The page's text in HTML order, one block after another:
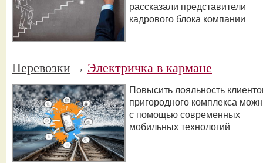
рассказали представители
кадрового блока компании
Перевозки → Электричка в кармане
Повысить лояльность
пригородного комплекса
с помощью современных
мобильных технологий